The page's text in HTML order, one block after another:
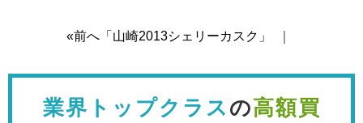
«前へ「山崎2013シェリーカスク」
業界トップクラス の高額買